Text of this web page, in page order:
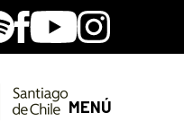
Facebook
YoutubeInstagram
MENÚ